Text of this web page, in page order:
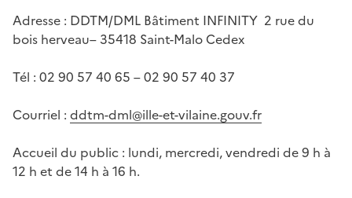
Adresse : DDTM/DML Bâtiment INFINITY 2 rue du
bois herveau– 35418 Saint-Malo Cedex
Tél : 02 90 57 40 65 – 02 90 57 40 37
Courriel : ddtm-dml@ille-et-vilaine.gouv.fr
Accueil du public : lundi, mercredi, vendredi de 9 h à
12 h et de 14 h à 16 h.